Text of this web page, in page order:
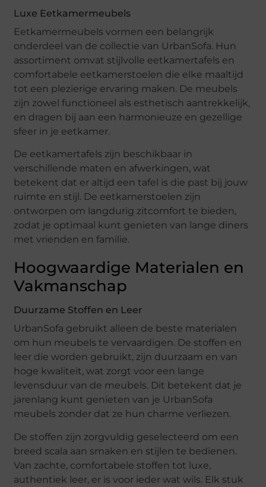
Luxe Eetkamermeubels
Eetkamermeubels vormen een belangrijk
onderdeel van de collectie van UrbanSofa. Hun
assortiment omvat stijlvolle eetkamertafels en
comfortabele eetkamerstoelen die elke maaltijd
tot een plezierige ervaring maken. De meubels
zijn zowel functioneel als esthetisch aantrekkelijk,
en dragen bij aan een harmonieuze en gezellige
sfeer in je eetkamer.
De eetkamertafels zijn beschikbaar in
verschillende maten en afwerkingen, wat
betekent dat er altijd een tafel is die past bij jouw
ruimte en stijl. De eetkamerstoelen zijn
ontworpen om langdurig zitcomfort te bieden,
zodat je optimaal kunt genieten van lange diners
met vrienden en familie.
Hoogwaardige Materialen en
Vakmanschap
Duurzame Stoffen en Leer
UrbanSofa gebruikt alleen de beste materialen
om hun meubels te vervaardigen. De stoffen en
leer die worden gebruikt, zijn duurzaam en van
hoge kwaliteit, wat zorgt voor een lange
levensduur van de meubels. Dit betekent dat je
jarenlang kunt genieten van je UrbanSofa
meubels zonder dat ze hun charme verliezen.
De stoffen zijn zorgvuldig geselecteerd om een
breed scala aan smaken en stijlen te bedienen.
Van zachte, comfortabele stoffen tot luxe,
authentiek leer, er is voor ieder wat wils. Elk stuk